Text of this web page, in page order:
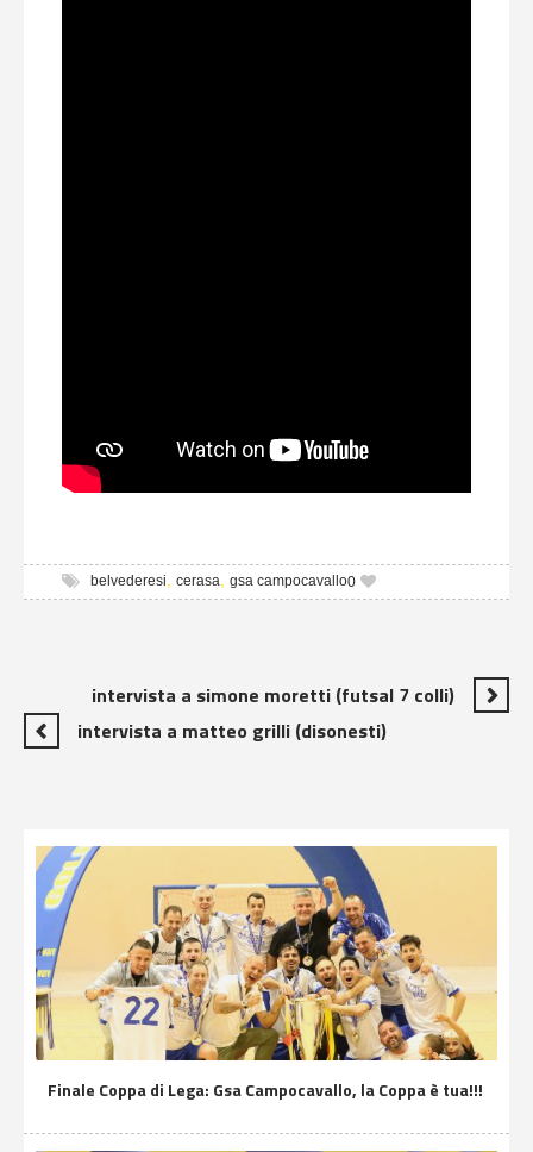
0
belvederesi cerasa gsa campocavallo
intervista a simone moretti (futsal 7 colli)
intervista a matteo grilli (disonesti)
Finale Coppa di Lega: Gsa Campocavallo, la Coppa è tua!!!